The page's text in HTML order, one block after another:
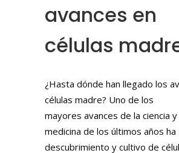
avances en
células
¿Hasta dónde han llegado los
células madre? Uno de los
mayores avances de la ciencia
medicina de los últimos años ha
descubrimiento y cultivo de